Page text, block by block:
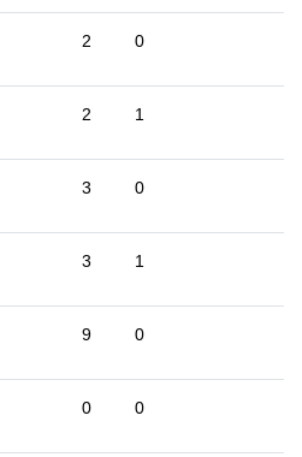
2 0
2 1
3 0
3 1
9 0
0 0